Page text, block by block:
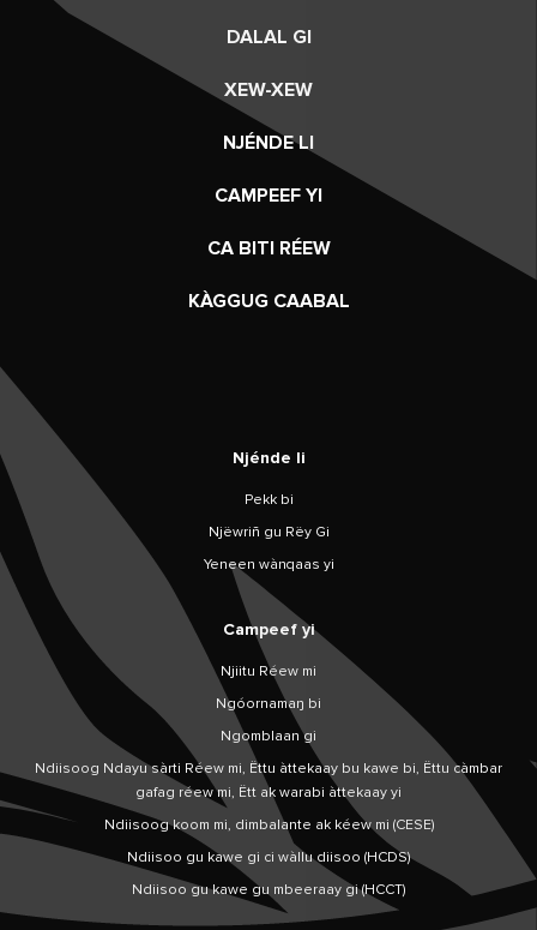
DALAL GI
XEW-XEW
NJÉNDE LI
CAMPEEF YI
CA BITI RÉEW
KÀGGUG CAABAL
Njénde li
Pekk bi
Njëwriñ gu Rëy Gi
Yeneen wànqaas yi
Campeef yi
Njiitu Réew mi
Ngóornamaŋ bi
Ngomblaan gi
Ndiisoog Ndayu sàrti Réew mi, Ëttu àttekaay bu kawe bi, Ëttu càmbar
gafag réew mi, Ëtt ak warabi àttekaay yi
Ndiisoog koom mi, dimbalante ak kéew mi (CESE)
Ndiisoo gu kawe gi ci wàllu diisoo (HCDS)
Ndiisoo gu kawe gu mbeeraay gi (HCCT)